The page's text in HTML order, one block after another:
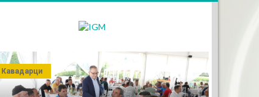
Кавадарци